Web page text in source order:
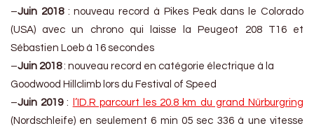
–Juin 2018: nouveau record à Pikes Peak dans le Colorado
(USA) avec un chrono qui laisse la Peugeot 208 T16 et
Sébastien Loeb à 16 secondes
–Juin 2018: nouveau record en catégorie électrique à la
Goodwood Hillclimb lors du Festival of Speed
–Juin 2019:
l’ID.R parcourt les 20.8 km du grand Nürburgring
(Nordschleife) en seulement 6 min 05 sec 336 à une vitesse